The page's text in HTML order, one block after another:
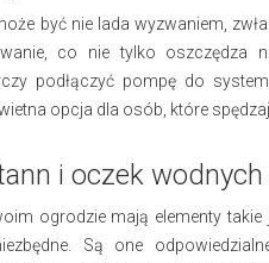
być nie lada wyzwaniem,
co nie tylko
podłączyć pompę do
opcja dla osób, które
i oczek wodnych
ogrodzie mają elementy
Są one